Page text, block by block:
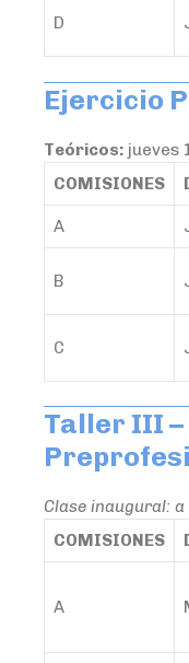
D
Ejercicio
Teóricos: jueves
COMISIONES
A
B
C
Taller III
Clase inaugural:
COMISIONES
A